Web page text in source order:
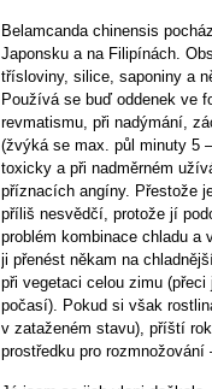
Belamcanda chinensis
Japonsku a na Filipínách.
třísloviny, silice, saponiny a
Používá se buď oddenek ve
revmatismu, při nadýmání,
(žvýká se max. půl minuty 5
toxicky a při nadměrném
příznacích angíny. Přestože
příliš nesvědčí, protože jí
problém kombinace chladu
ji přenést někam na
při vegetaci celou zimu
počasí). Pokud si však
v zataženém stavu), příští
prostředku pro